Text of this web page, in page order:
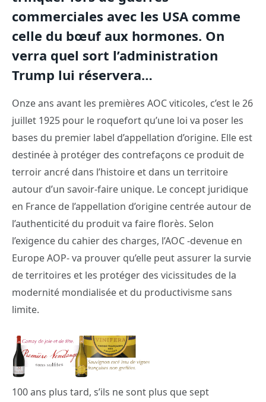
commerciales avec les USA comme
celle du bœuf aux hormones. On
verra quel sort l’administration
Trump lui réservera…
Onze ans avant les premières AOC viticoles, c’est le 26
juillet 1925 pour le roquefort qu’une loi va poser les
bases du premier label d’appellation d’origine. Elle est
destinée à protéger des contrefaçons ce produit de
terroir ancré dans l’histoire et dans un territoire
autour d’un savoir-faire unique. Le concept juridique
en France de l’appellation d’origine centrée autour de
l’authenticité du produit va faire florès. Selon
l’exigence du cahier des charges, l’AOC -devenue en
Europe AOP- va prouver qu’elle peut assurer la survie
de territoires et les protéger des vicissitudes de la
modernité mondialisée et du productivisme sans
limite.
100 ans plus tard, s’ils ne sont plus que sept